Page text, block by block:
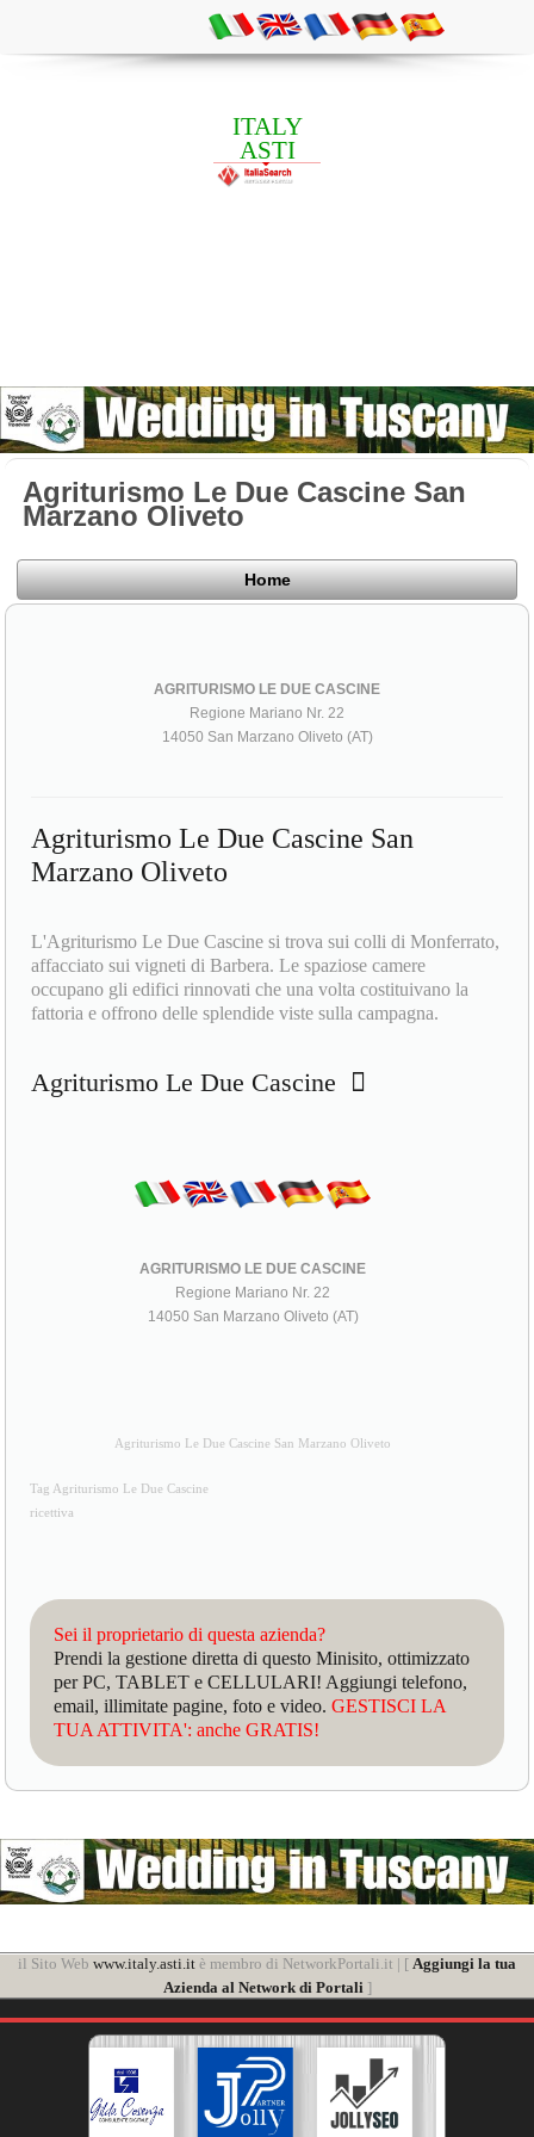
ITALY
ASTI
Agriturismo Le Due Cascine San
Marzano Oliveto
Home
AGRITURISMO LE DUE CASCINE
Regione Mariano Nr. 22
14050 San Marzano Oliveto (AT)
Agriturismo Le Due Cascine San
Marzano Oliveto
L'Agriturismo Le Due Cascine si trova sui colli di Monferrato,
affacciato sui vigneti di Barbera. Le spaziose camere
occupano gli edifici rinnovati che una volta costituivano la
fattoria e offrono delle splendide viste sulla campagna.
Agriturismo Le Due Cascine
AGRITURISMO LE DUE CASCINE
Regione Mariano Nr. 22
14050 San Marzano Oliveto (AT)
Agriturismo Le Due Cascine San Marzano Oliveto
Tag Agriturismo Le Due Cascine
ricettiva
Sei il proprietario di questa azienda?
Prendi la gestione diretta di questo Minisito, ottimizzato
per PC, TABLET e CELLULARI! Aggiungi telefono,
email, illimitate pagine, foto e video.GESTISCI LA
TUA ATTIVITA': anche GRATIS!
il Sito Web www.italy.asti.it è membro di NetworkPortali.it | [ Aggiungi la tua
Azienda al Network di Portali]